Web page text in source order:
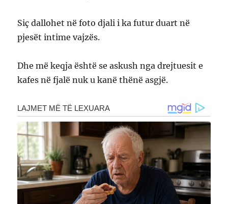
Siç dallohet në foto djali i ka futur duart në
pjesët intime vajzës.
Dhe më keqja është se askush nga drejtuesit e
kafes në fjalë nuk u kanë thënë asgjë.